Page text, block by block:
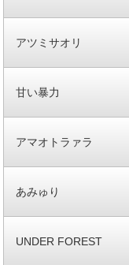
アツミサオリ
甘い暴力
アマオトラァラ
あみゅり
UNDER FOREST